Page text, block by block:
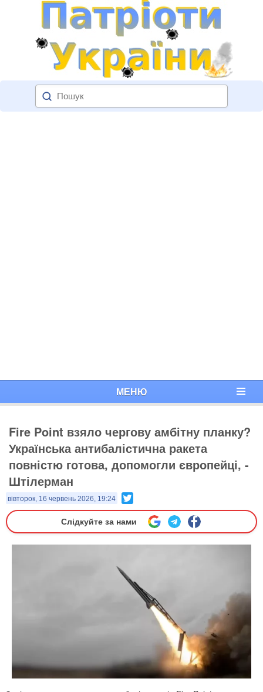
МЕНЮ
Fire Point взяло чергову амбітну планку?
Українська антибалістична ракета
повністю готова, допомогли європейці, -
Штілерман
вівторок, 16 червень 2026, 19:24
Слідкуйте за нами